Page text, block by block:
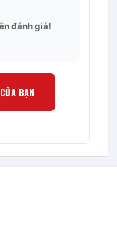
đánh giá!
BẠN